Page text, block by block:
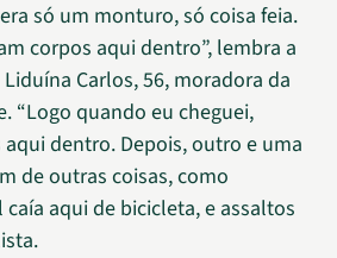
só um monturo, só coisa feia.
corpos aqui dentro”, lembra a
Carlos, 56, moradora da
“Logo quando eu cheguei,
dentro. Depois, outro e uma
de outras coisas, como
caía aqui de bicicleta, e assaltos